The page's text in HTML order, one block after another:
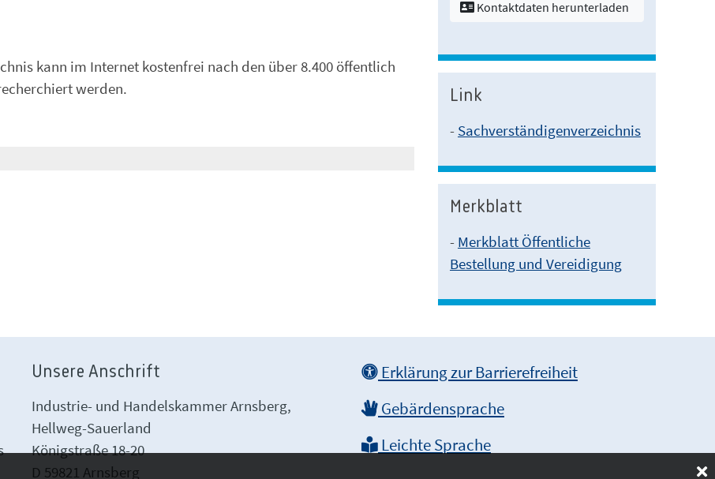
kann im Internet kostenfrei nach den über 8.400 öffentlich
werden.
Kontaktdaten herunterladen
Link
- Sachverständigenverzeichnis
Merkblatt
- Merkblatt Öffentliche
Bestellung und Vereidigung
Unsere Anschrift
Industrie- und Handelskammer Arnsberg,
Hellweg-Sauerland
Königstraße 18-20
D 59821 Arnsberg
Erklärung zur Barrierefreiheit
Gebärdensprache
Leichte Sprache